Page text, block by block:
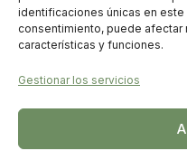
identificaciones únicas en
consentimiento, puede afectar
características y funciones.
Gestionar los servicios
este
miedo o dudas, no